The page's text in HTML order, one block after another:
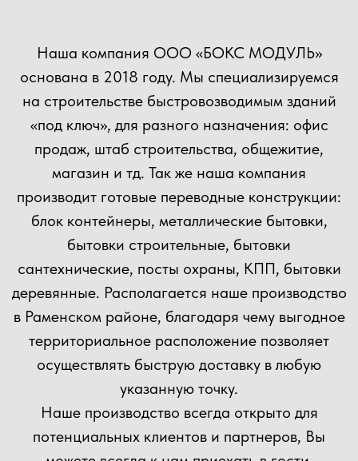
Загрузить файлы
политикой
конфиденциальности сайта